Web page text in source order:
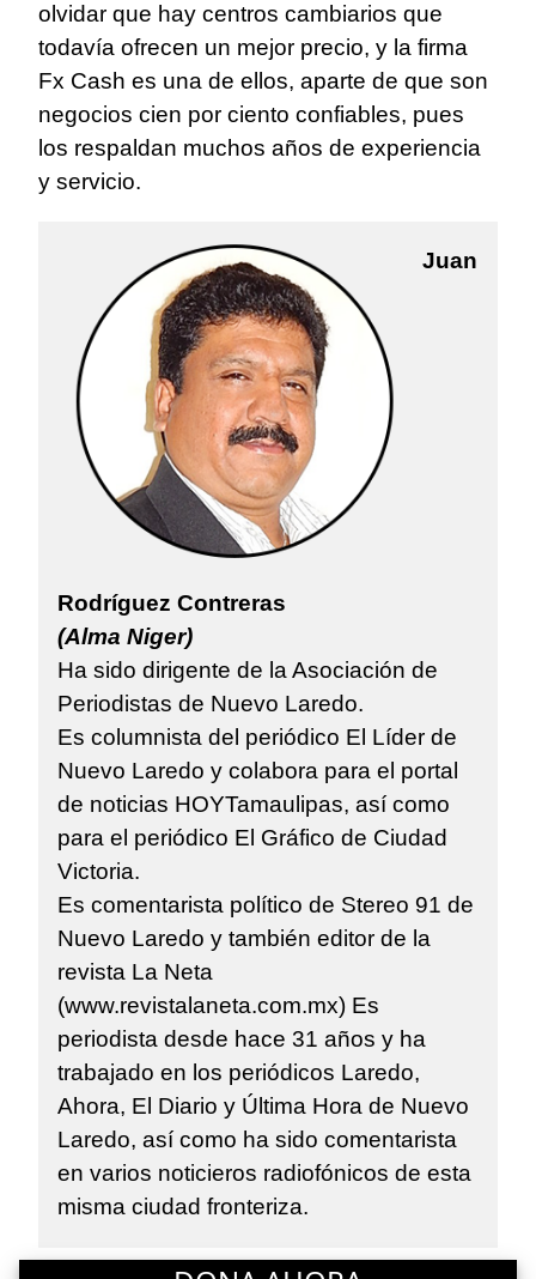
olvidar que hay centros cambiarios que
todavía ofrecen un mejor precio, y la firma
Fx Cash es una de ellos, aparte de que son
negocios cien por ciento confiables, pues
los respaldan muchos años de experiencia
y servicio.
Juan
Rodríguez Contreras
(Alma Niger)
Ha sido dirigente de la Asociación de
Periodistas de Nuevo Laredo.
Es columnista del periódico El Líder de
Nuevo Laredo y colabora para el portal
de noticias HOYTamaulipas, así como
para el periódico El Gráfico de Ciudad
Victoria.
Es comentarista político de Stereo 91 de
Nuevo Laredo y también editor de la
revista La Neta
(www.revistalaneta.com.mx) Es
periodista desde hace 31 años y ha
trabajado en los periódicos Laredo,
Ahora, El Diario y Última Hora de Nuevo
Laredo, así como ha sido comentarista
en varios noticieros radiofónicos de esta
misma ciudad fronteriza.